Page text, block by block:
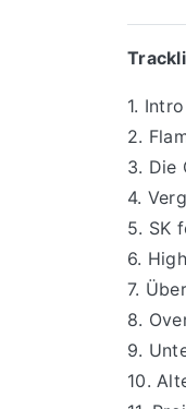
1. Intro
2.
3. Die
4.
5. SK
6.
7.
8.
9.
10.